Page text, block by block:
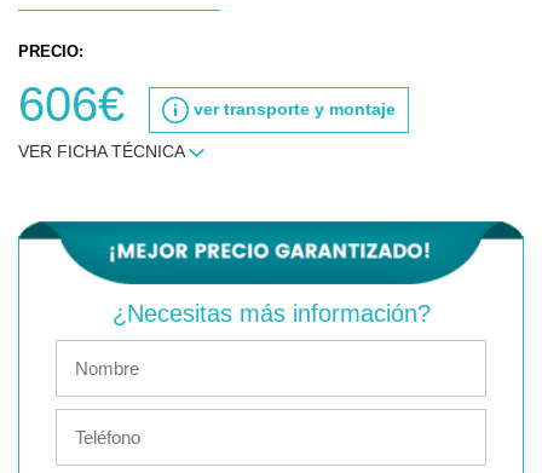
PRECIO:
606€ ver transporte y montaje
VER FICHA TÉCNICA
¿Necesitas más información?